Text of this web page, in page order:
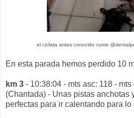
el ciclista antes conocido como
En esta parada hemos perdido 10
km 3 - 10:38:04 - mts asc: 118 -
(Chantada) - Unas pistas anchotas
perfectas para ir calentando para lo